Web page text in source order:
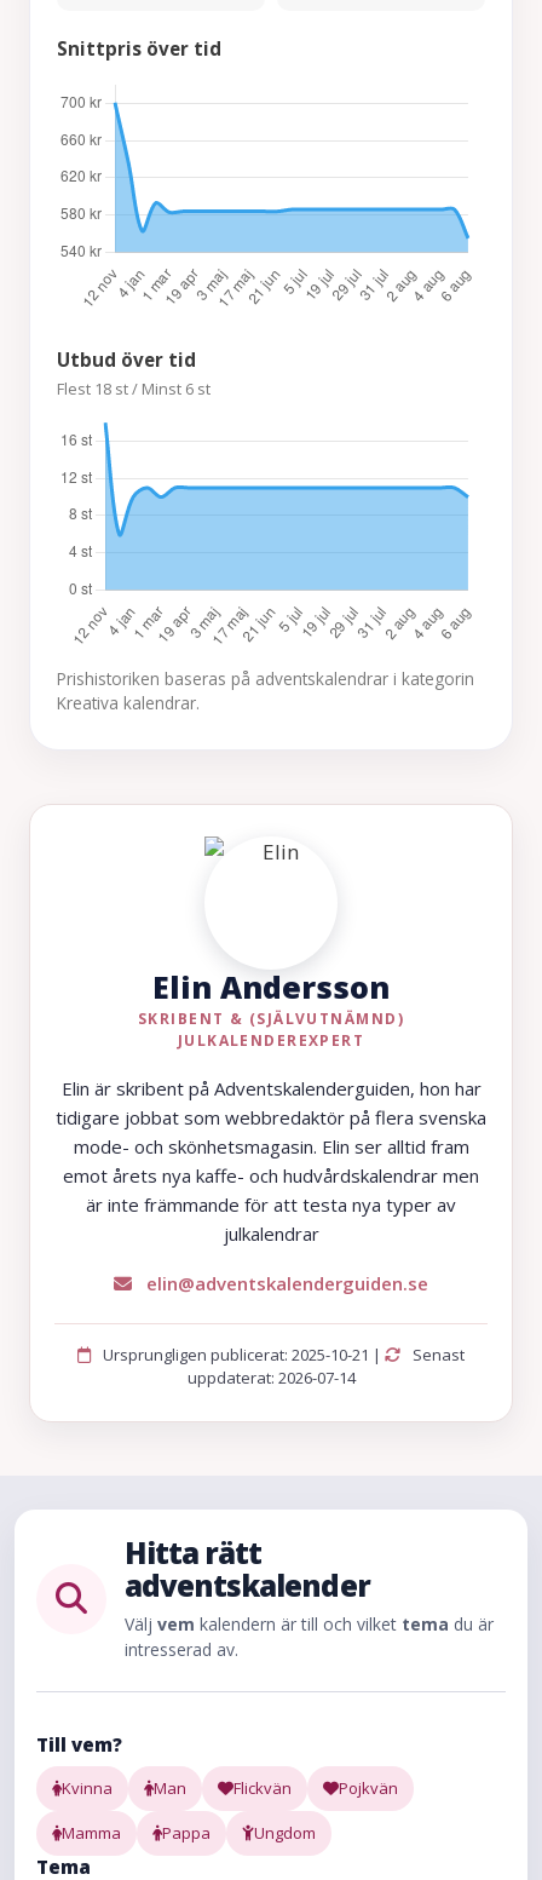
Snittpris över tid
Utbud över tid
Flest 18 st / Minst 6 st
Prishistoriken baseras på adventskalendrar i kategorin
Kreativa kalendrar.
Elin Andersson
SKRIBENT & (SJÄLVUTNÄMND)
JULKALENDEREXPERT
Elin är skribent på Adventskalenderguiden, hon har
tidigare jobbat som webbredaktör på flera svenska
mode- och skönhetsmagasin. Elin ser alltid fram
emot årets nya kaffe- och hudvårdskalendrar men
är inte främmande för att testa nya typer av
julkalendrar
elin@adventskalenderguiden.se
Ursprungligen publicerat: 2025-10-21 |
Senast
uppdaterat: 2026-07-14
Hitta rätt
adventskalender
Välj vem kalendern är till och vilket tema du är
intresserad av.
Till vem?
Kvinna Man Flickvän Pojkvän
Mamma Pappa Ungdom
Tema